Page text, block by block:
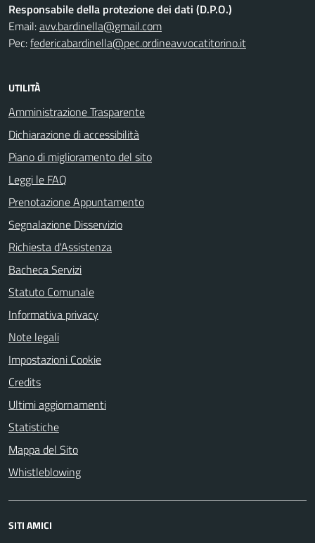
Responsabile della protezione dei dati (D.P.O.)
Email:avv.bardinella@gmail.com
Pec:federicabardinella@pec.ordineavvocatitorino.it
UTILITÀ
Amministrazione Trasparente
Dichiarazione di accessibilità
Piano di miglioramento del sito
Leggi le FAQ
Prenotazione Appuntamento
Segnalazione Disservizio
Richiesta d'Assistenza
Bacheca Servizi
Statuto Comunale
Informativa privacy
Note legali
Impostazioni Cookie
Credits
Ultimi aggiornamenti
Statistiche
Mappa del Sito
Whistleblowing
SITI AMICI